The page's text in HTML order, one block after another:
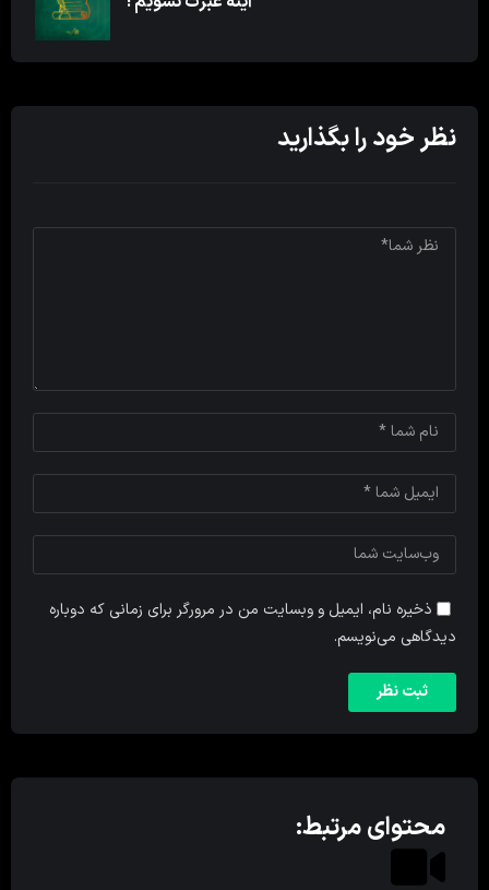
نظر خود را بگذارید
ذخیره نام، ایمیل و وبسایت من در مرورگر برای زمانی که دوباره
دیدگاهی می‌نویسم.
محتوای مرتبط: